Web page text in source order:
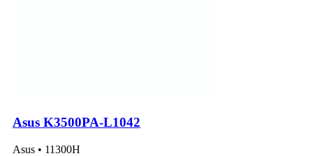
Asus K3500PA-L1042
Asus • 11300H